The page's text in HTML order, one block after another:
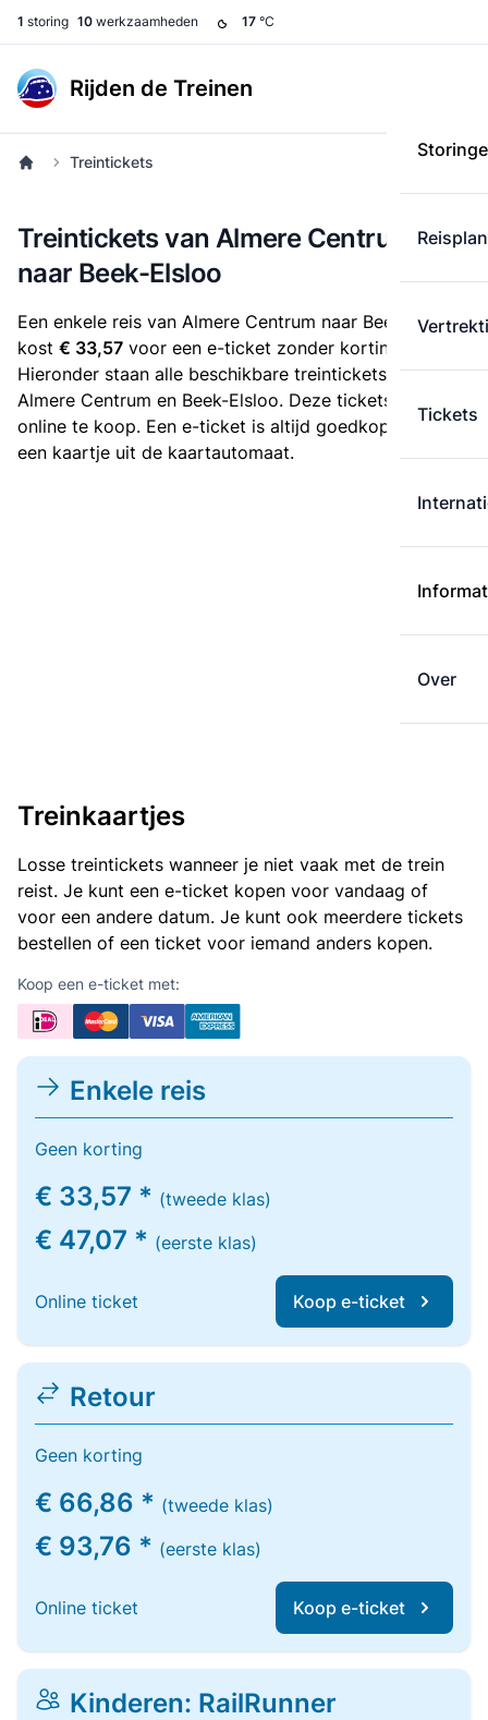
1 storing 10 werkzaamheden 17 °C
Rijden de Treinen
Tickets
Over
Treintickets
Treintickets van Almere Centrum
naar Beek-Elsloo
Een enkele reis van Almere Centrum naar Beek-Elsloo
kost € 33,57 voor een e-ticket zonder korting.
Hieronder staan alle beschikbare treintickets tussen
Almere Centrum en Beek-Elsloo. Deze tickets zijn
online te koop. Een e-ticket is altijd goedkoper dan
een kaartje uit de kaartautomaat.
Treinkaartjes
Losse treintickets wanneer je niet vaak met de trein
reist. Je kunt een e-ticket kopen voor vandaag of
voor een andere datum. Je kunt ook meerdere tickets
bestellen of een ticket voor iemand anders kopen.
Koop een e-ticket met:
Enkele reis
Geen korting
€ 33,57 * (tweede klas)
€ 47,07 * (eerste klas)
Online ticket Koop e-ticket
Retour
Geen korting
€ 66,86 * (tweede klas)
€ 93,76 * (eerste klas)
Online ticket Koop e-ticket
Kinderen: RailRunner